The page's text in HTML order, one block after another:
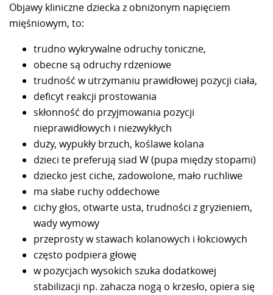
Objawy kliniczne dziecka z obniżonym napięciem
mięśniowym, to:
trudno wykrywalne odruchy toniczne,
obecne są odruchy rdzeniowe
trudność w utrzymaniu prawidłowej pozycji ciała,
deficyt reakcji prostowania
skłonność do przyjmowania pozycji
nieprawidłowych i niezwykłych
duży, wypukły brzuch, koślawe kolana
dzieci te preferują siad W (pupa między stopami)
dziecko jest ciche, zadowolone, mało ruchliwe
ma słabe ruchy oddechowe
cichy głos, otwarte usta, trudności z gryzieniem,
wady wymowy
przeprosty w stawach kolanowych i łokciowych
często podpiera głowę
w pozycjach wysokich szuka dodatkowej
stabilizacji np. zahacza nogą o krzesło, opiera się